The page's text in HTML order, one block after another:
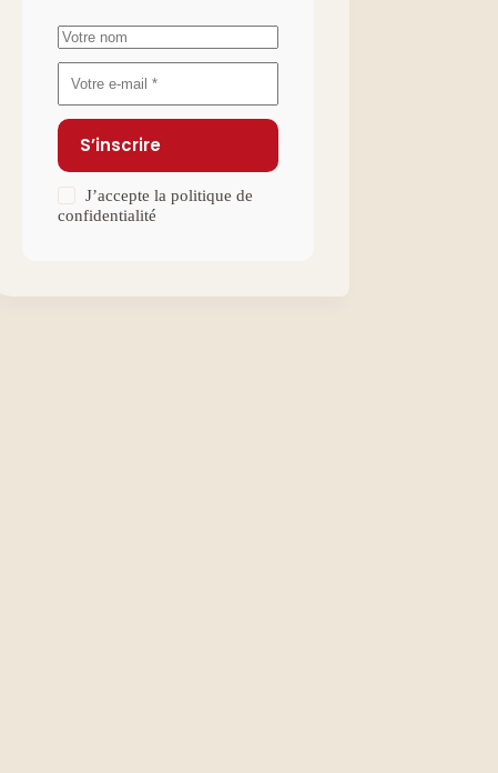
S’inscrire
J’accepte lapolitique de
confidentialité